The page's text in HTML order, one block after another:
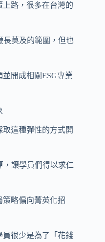
上路，很多在台灣的
長莫及的範圍，但也
並開成相關ESG專業
這種彈性的方式開
，讓學員們得以求仁
略偏向菁英化招
很少是為了「花錢